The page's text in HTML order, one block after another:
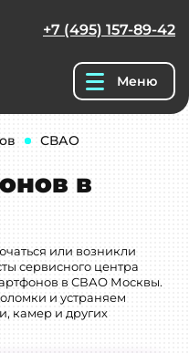
+7 (495) 157-89-42
Меню
СВАО
в
или возникли
сервисного центра
в СВАО Москвы.
и устраняем
камер и других